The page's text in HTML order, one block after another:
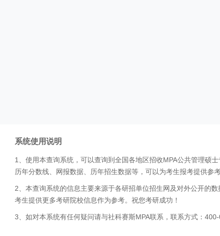
系统使用说明
1、使用本查询系统，可以查询到全国各地区招收MPA公共管理硕
历年分数线、网报数据、历年招生数据等，可以为考生报考提供参
2、本查询系统的信息主要来源于各研招单位招生网及对外公开的
考生提供更多考研院校信息作为参考。祝您考研成功！
3、如对本系统有任何疑问请与社科赛斯MPA联系，联系方式：